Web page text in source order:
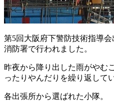
第5回大阪府下警防技術指導
消防署で行われました。
昨夜から降り出した雨がやむ
ったりやんだりを繰り返して
各出張所から選ばれた小隊。